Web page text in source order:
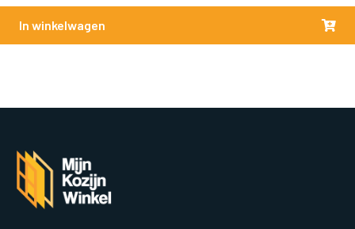
In winkelwagen